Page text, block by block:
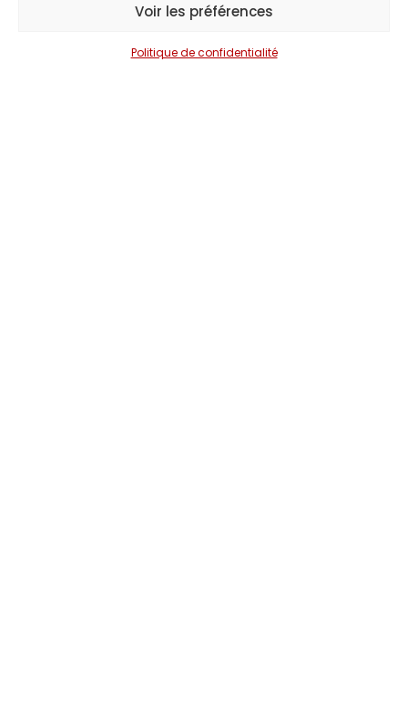
Voir les préférences
Politique de confidentialité